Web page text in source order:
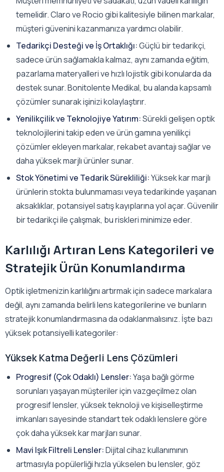
temelidir. Claro ve Rocio gibi kalitesiyle bilinen markalar,
müşteri güvenini kazanmanıza yardımcı olabilir.
Tedarikçi Desteği ve İş Ortaklığı:Güçlü bir tedarikçi,
sadece ürün sağlamakla kalmaz, aynı zamanda eğitim,
pazarlama materyalleri ve hızlı lojistik gibi konularda da
destek sunar. Bonitolente Medikal, bu alanda kapsamlı
çözümler sunarak işinizi kolaylaştırır.
Yenilikçilik ve Teknolojiye Yatırım:Sürekli gelişen optik
teknolojilerini takip eden ve ürün gamına yenilikçi
çözümler ekleyen markalar, rekabet avantajı sağlar ve
daha yüksek marjlı ürünler sunar.
Stok Yönetimi ve Tedarik Sürekliliği:Yüksek kar marjlı
ürünlerin stokta bulunmaması veya tedarikinde yaşanan
aksaklıklar, potansiyel satış kayıplarına yol açar. Güvenilir
bir tedarikçi ile çalışmak, bu riskleri minimize eder.
Karlılığı Artıran Lens Kategorileri ve
Stratejik Ürün Konumlandırma
Optik işletmenizin karlılığını artırmak için sadece markalara
değil, aynı zamanda belirli lens kategorilerine ve bunların
stratejik konumlandırmasına da odaklanmalısınız. İşte bazı
yüksek potansiyelli kategoriler:
Yüksek Katma Değerli Lens Çözümleri
Progresif (Çok Odaklı) Lensler:Yaşa bağlı görme
sorunları yaşayan müşteriler için vazgeçilmez olan
progresif lensler, yüksek teknoloji ve kişiselleştirme
imkanları sayesinde standart tek odaklı lenslere göre
çok daha yüksek kar marjları sunar.
Mavi Işık Filtreli Lensler:Dijital cihaz kullanımının
artmasıyla popülerliği hızla yükselen bu lensler, göz